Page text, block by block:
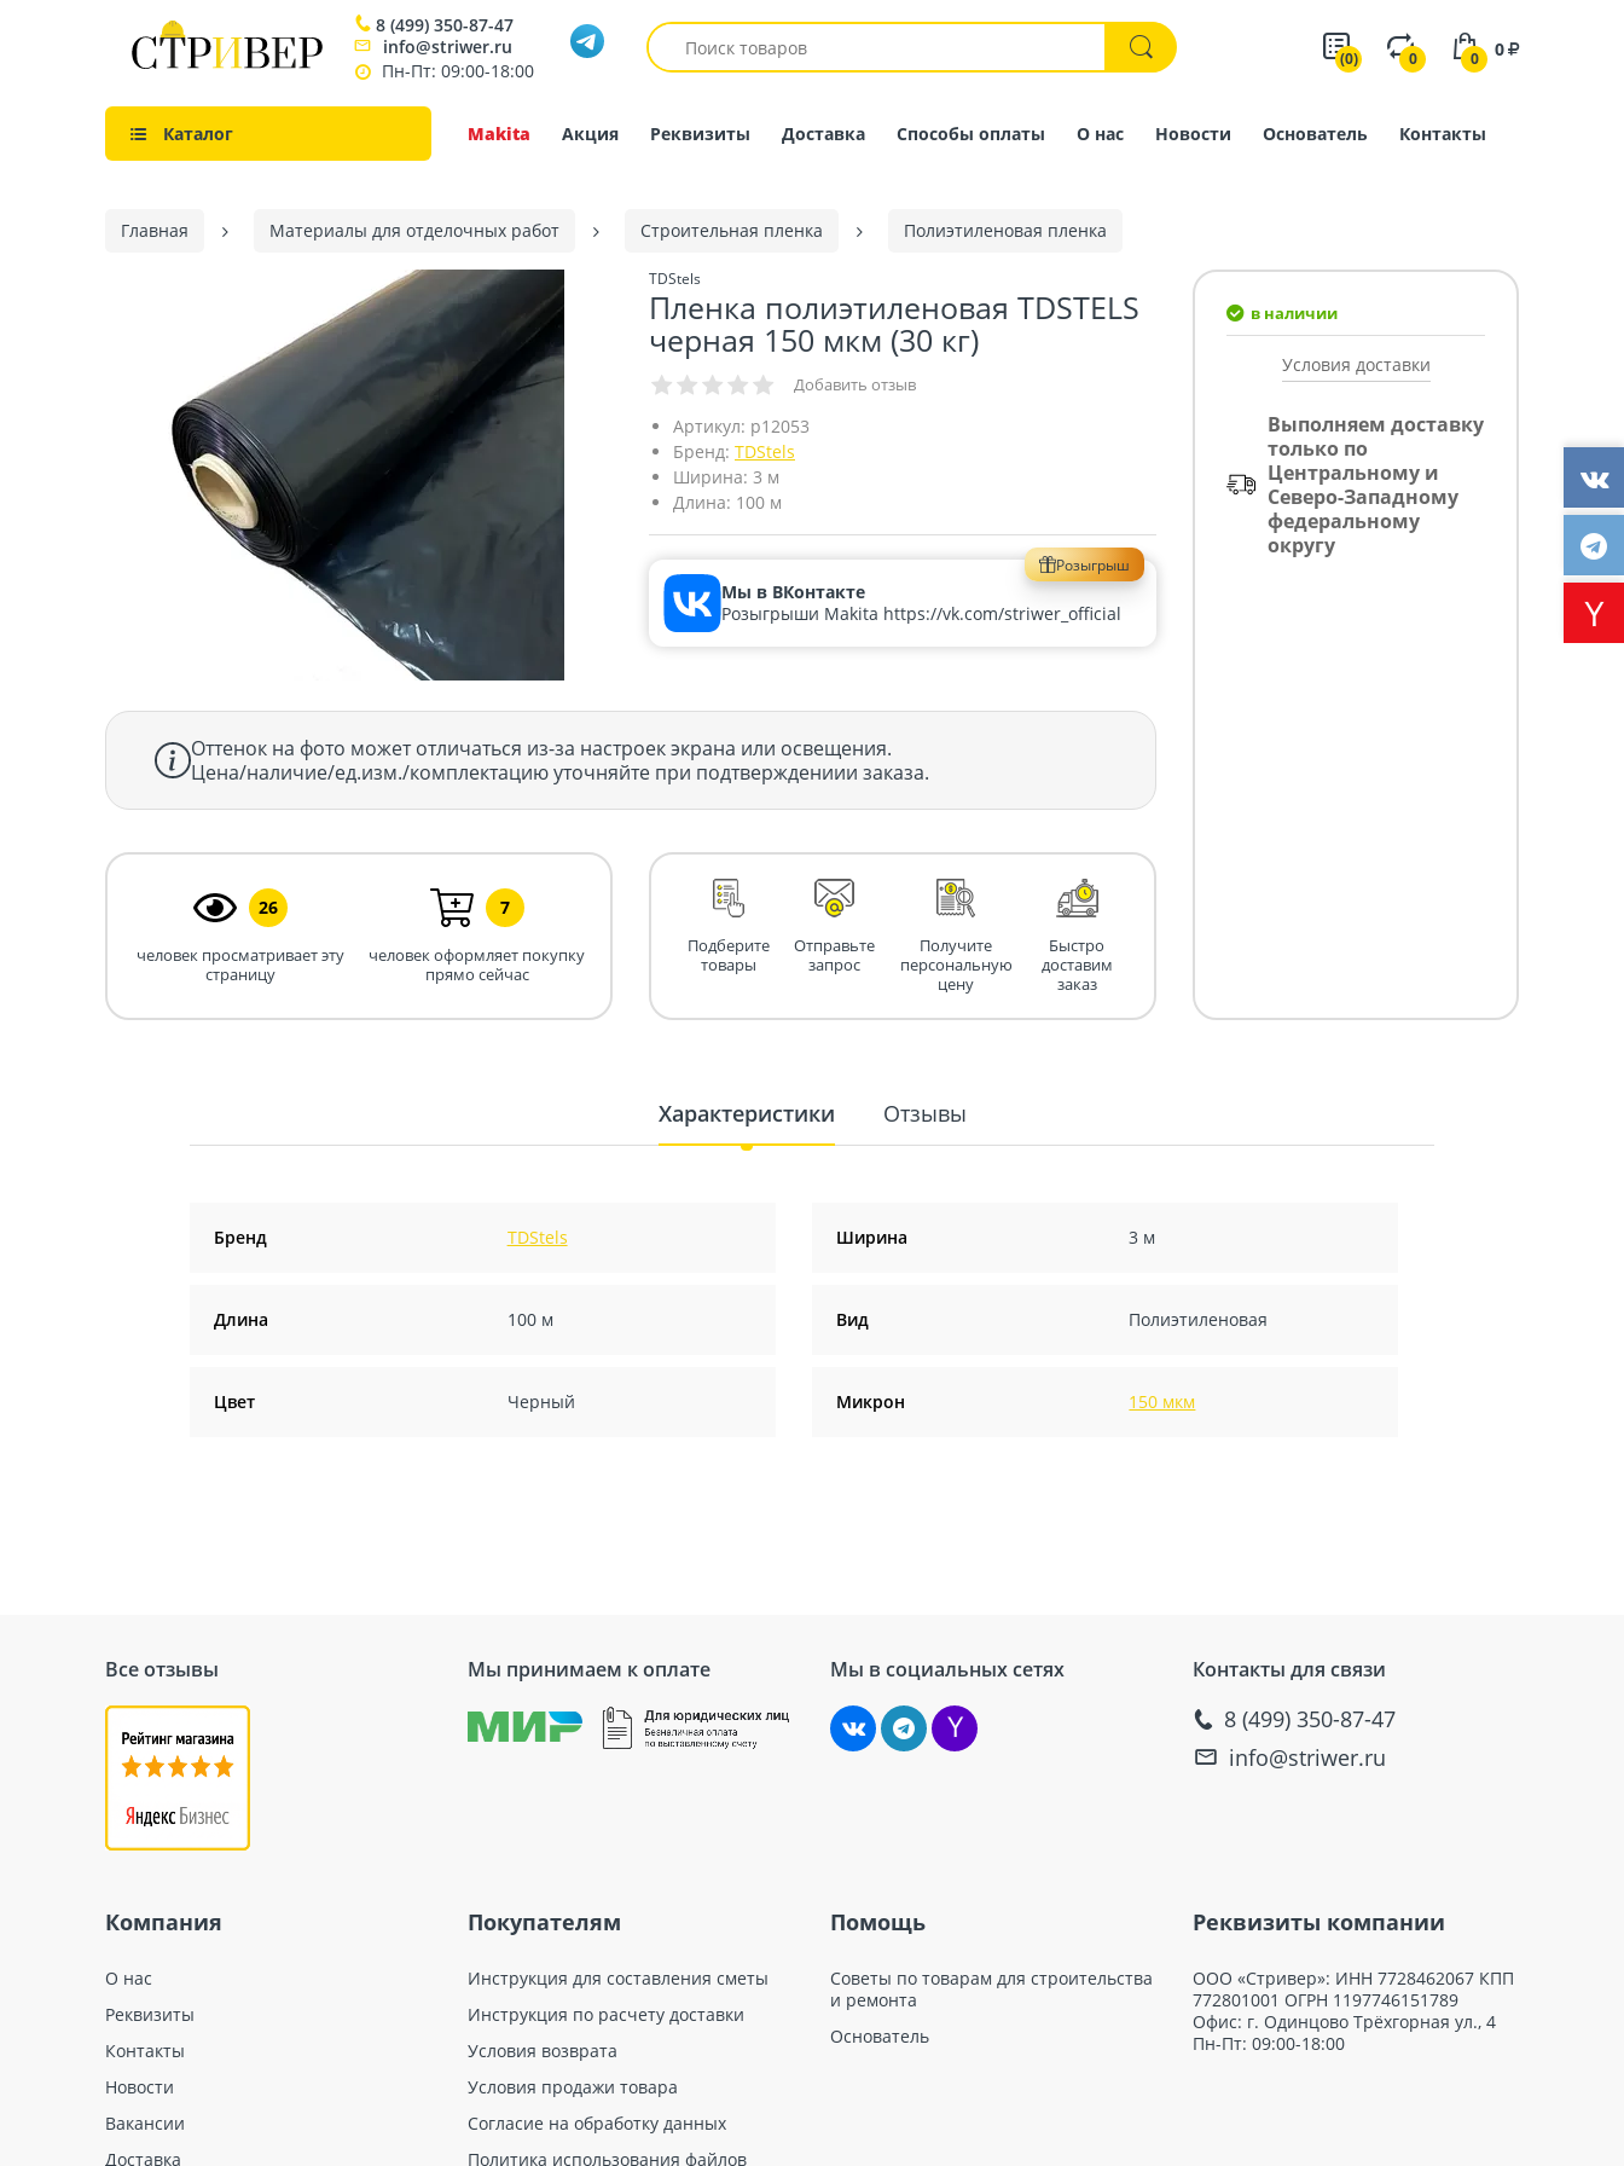
8 (499) 350-87-47
info@striwer.ru
Пн-Пт: 09:00-18:00
(0) 0 0 0
Каталог Makita Акция Реквизиты Доставка Способы оплаты О нас Новости Основатель Контакты
Главная Материалы для отделочных работ Строительная пленка Полиэтиленовая пленка
TDStels
Пленка полиэтиленовая TDSTELS
черная 150 мкм (30 кг)
Добавить отзыв
Артикул: p12053
Бренд: TDStels
Ширина: 3 м
Длина: 100 м
Розыгрыш
Мы в ВКонтакте
Розыгрыши Makita https://vk.com/striwer_official
Оттенок на фото может отличаться из-за настроек экрана или освещения.
Цена/наличие/ед.изм./комплектацию уточняйте при подтверждениии заказа.
26
человек просматривает эту
страницу
7
человек оформляет покупку
прямо сейчас
Подберите
товары
Отправьте
запрос
Получите
персональную
цену
Быстро
доставим
заказ
в наличии
Условия доставки
Выполняем доставку
только по
Центральному и
Северо-Западному
федеральному
округу
Характеристики Отзывы
Бренд TDStels Ширина 3 м
Длина 100 м Вид Полиэтиленовая
Цвет Черный Микрон 150 мкм
Все отзывы Мы принимаем к оплате Мы в социальных сетях Контакты для связи
8 (499) 350-87-47
info@striwer.ru
Компания
О нас
Реквизиты
Контакты
Новости
Вакансии
Доставка
Покупателям
Инструкция для составления сметы
Инструкция по расчету доставки
Условия возврата
Условия продажи товара
Согласие на обработку данных
Политика использования файлов
Помощь
Советы по товарам для строительства
и ремонта
Основатель
Реквизиты компании
ООО «Стривер»: ИНН 7728462067 КПП
772801001 ОГРН 1197746151789
Офис: г. Одинцово Трёхгорная ул., 4
Пн-Пт: 09:00-18:00